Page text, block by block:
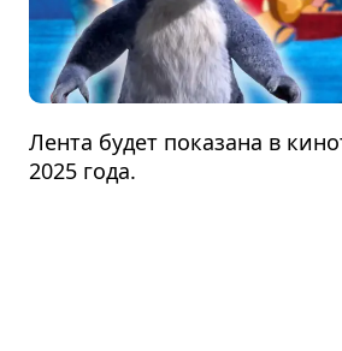
Лента будет показана в
2025 года.